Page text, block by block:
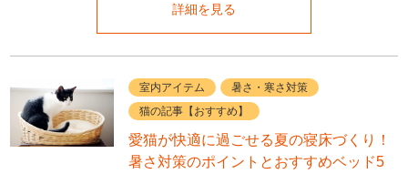
詳細を見る
室内アイテム
暑さ・寒さ対策
猫の記事【おすすめ】
愛猫が快適に過ごせる夏の寝床づくり！
暑さ対策のポイントとおすすめベッド5